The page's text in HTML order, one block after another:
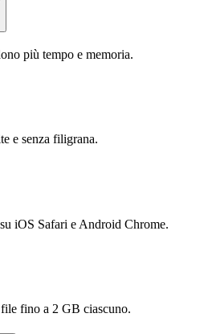
più tempo e memoria.
e senza filigrana.
iOS Safari e Android Chrome.
fino a 2 GB ciascuno.